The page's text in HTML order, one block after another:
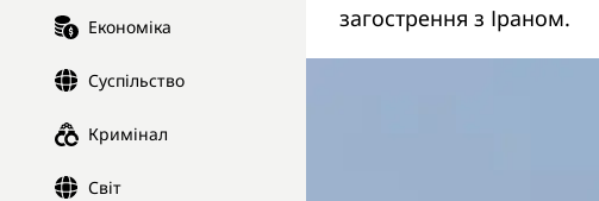
Економіка
Суспільство
Кримінал
Світ
загострення з Іраном.